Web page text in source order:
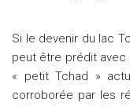
Si le devenir du lac
peut être prédit avec
« petit Tchad »
corroborée par les